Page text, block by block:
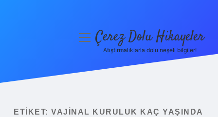
Yasal Uyarı
menüyüÇerez Dolu Hikayeler
Atıştırmalıklarla dolu neşeli bilgiler!
ETIKET: VAJINAL KURULUK KAÇ YAŞINDA